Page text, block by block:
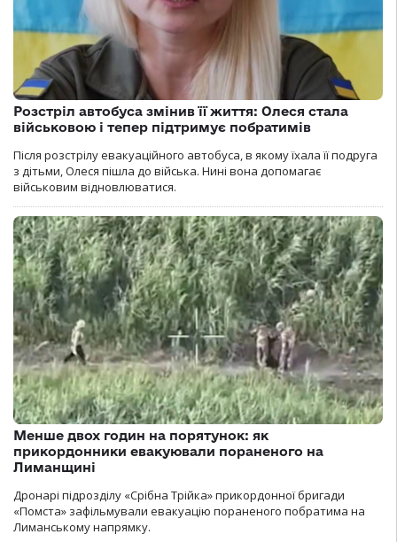
Розстріл автобуса змінив її життя: Олеся стала
військовою і тепер підтримує побратимів
Після розстрілу евакуаційного автобуса, в якому їхала її подруга
з дітьми, Олеся пішла до війська. Нині вона допомагає
військовим відновлюватися.
Менше двох годин на порятунок: як
прикордонники евакуювали пораненого на
Лиманщині
Дронарі підрозділу «Срібна Трійка» прикордонної бригади
«Помста» зафільмували евакуацію пораненого побратима на
Лиманському напрямку.